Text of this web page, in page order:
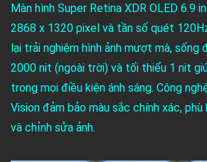
Màn hình Super Retina XDR OLED 6.9
2868 x 1320 pixel và tần số quét
lại trải nghiệm hình ảnh mượt mà, sống
2000 nit (ngoài trời) và tối thiểu 1 nit
trong mọi điều kiện ánh sáng. Công
Vision đảm bảo màu sắc chính xác,
và chỉnh sửa ảnh.